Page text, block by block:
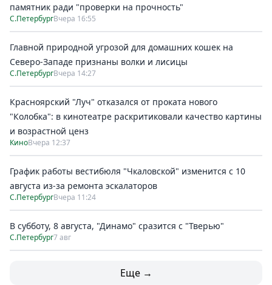
памятник ради "проверки на прочность"
С.ПетербургВчера 16:55
Главной природной угрозой для домашних кошек на
Северо-Западе признаны волки и лисицы
С.ПетербургВчера 14:27
Красноярский "Луч" отказался от проката нового
"Колобка": в кинотеатре раскритиковали качество картины
и возрастной ценз
КиноВчера 12:37
График работы вестибюля "Чкаловской" изменится с 10
августа из-за ремонта эскалаторов
С.ПетербургВчера 11:24
В субботу, 8 августа, "Динамо" сразится с "Тверью"
С.Петербург7 авг
Еще →